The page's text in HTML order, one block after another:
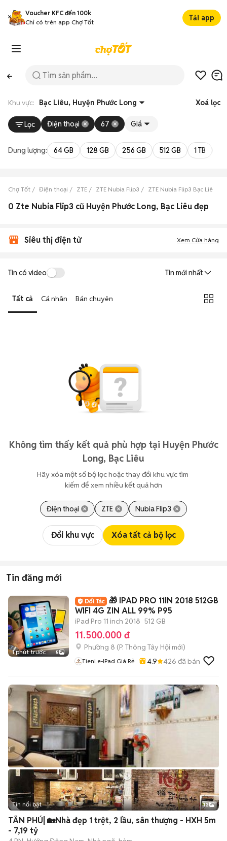
Voucher KFC đến 100k
Chỉ có trên app Chợ Tốt
Tải app
Khu vực: Bạc Liêu, Huyện Phước Long Xoá lọc
Lọc Điện thoại 67 Giá
Dung lượng: 64 GB 128 GB 256 GB 512 GB 1 TB
Chợ Tốt Điện thoại ZTE ZTE Nubia Flip3 ZTE Nubia Flip3 Bạc Liêu
0 Zte Nubia Flip3 cũ Huyện Phước Long, Bạc Liêu đẹp
Siêu thị điện tử Xem Cửa hàng
Tin có video Tin mới nhất
Tất cả Cá nhân Bán chuyên
Không tìm thấy kết quả phù hợp tại Huyện Phước
Long, Bạc Liêu
Hãy xóa một số bộ lọc hoặc thay đổi khu vực tìm
kiếm để xem nhiều kết quả hơn
Điện thoại ZTE Nubia Flip3
Đổi khu vực Xóa tất cả bộ lọc
Tin đăng mới
1 phút trước 5
🎁 IPAD PRO 11IN 2018 512GB
WIFI 4G ZIN ALL 99% P95
iPad Pro 11 inch 2018 512 GB
11.500.000 đ
Phường 8 (P. Thông Tây Hội mới)
TienLe-IPad Giá Rẻ 4.9 426 đã bán
+2
Tin nổi bật 12
TÂN PHÚ| 🏡Nhà đẹp 1 trệt, 2 lầu, sân thượng - HXH 5m
- 7,19 tỷ